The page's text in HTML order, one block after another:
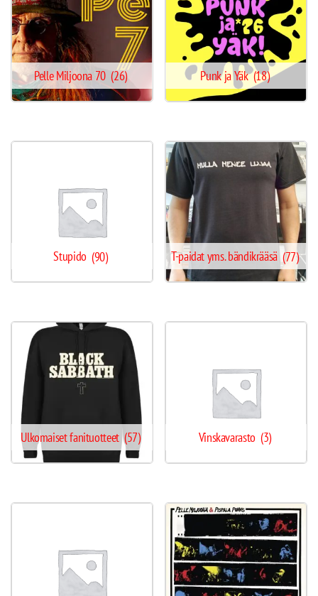
Pelle Miljoona 70 (26) Punk ja Yäk(18)
Stupido (90) T-paidat yms. bändikrääsä(77)
Ulkomaiset fanituotteet (57) Vinskavarasto (3)